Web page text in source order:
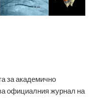
за академично
официалния журнал на